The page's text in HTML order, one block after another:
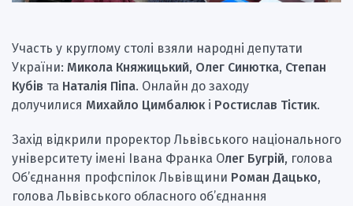
Участь у круглому столі взяли народні депутати
України: Микола Княжицький, Олег Синютка, Степан
Кубів та Наталія Піпа. Онлайн до заходу
долучилися Михайло Цимбалюк і Ростислав Тістик.
Захід відкрили проректор Львівського національного
університету імені Івана Франка Олег Бугрій, голова
Об’єднання профспілок Львівщини Роман Дацько,
голова Львівського обласного об’єднання